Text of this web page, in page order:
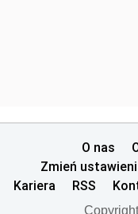
O nas
Zmień
Kariera
RSS